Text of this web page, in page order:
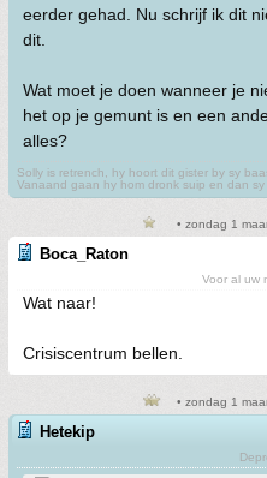
eerder gehad. Nu schrijf ik dit
dit.
Wat moet je doen wanneer je
het op je gemunt is en een
alles?
Solly is retrench, hy hoort dit gister by sy
Vanaand gaan hy hom dronk suip en dan
• zondag 1
Boca_Raton
Voor al uw
Wat naar!
Crisiscentrum bellen.
• zondag 1
Hetekip